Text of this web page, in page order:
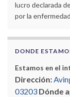
lucro declarada
por la
DONDE
Estamos en el
Dirección:
03203 Dónde